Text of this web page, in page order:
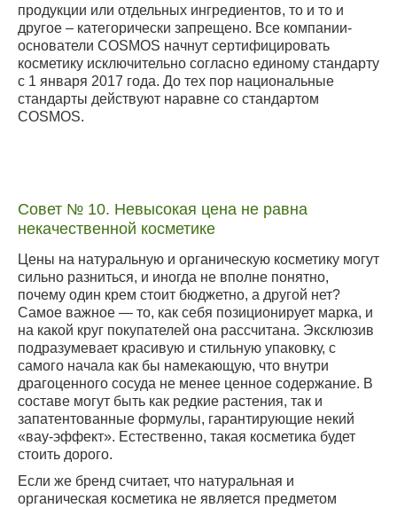
продукции или отдельных ингредиентов, то и то и
другое – категорически запрещено. Все компании-
основатели COSMOS начнут сертифицировать
косметику исключительно согласно единому стандарту
с 1 января 2017 года. До тех пор национальные
стандарты действуют наравне со стандартом
COSMOS.
Совет № 10. Невысокая цена не равна
некачественной косметике
Цены на натуральную и органическую косметику могут
сильно разниться, и иногда не вполне понятно,
почему один крем стоит бюджетно, а другой нет?
Самое важное — то, как себя позиционирует марка, и
на какой круг покупателей она рассчитана. Эксклюзив
подразумевает красивую и стильную упаковку, с
самого начала как бы намекающую, что внутри
драгоценного сосуда не менее ценное содержание. В
составе могут быть как редкие растения, так и
запатентованные формулы, гарантирующие некий
«вау-эффект». Естественно, такая косметика будет
стоить дорого.
Если же бренд считает, что натуральная и
органическая косметика не является предметом